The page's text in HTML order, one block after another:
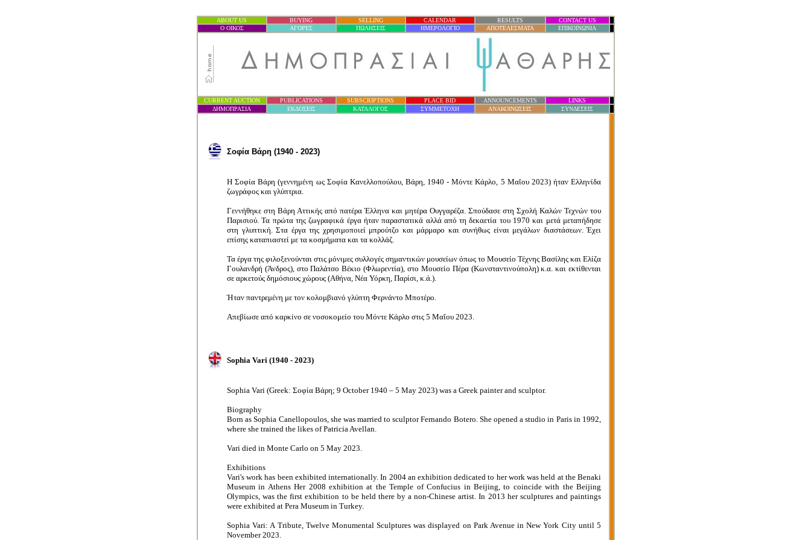
ABOUT US BUYING SELLING CALENDAR RESULTS CONTACT US
Ο ΟΙΚΟΣ
ΑΓΟΡΕΣ ΠΩΛΗΣΕΙΣ ΗΜΕΡΟΛΟΓΙΟ ΑΠΟΤΕΛΕΣΜΑΤΑ ΕΠΙΚΟΙΝΩΝΙΑ
CURRENT AUCTION PUBLICATIONS SUBSCRIPTIONS PLACE BID ANNOUNCEMENTS LINKS
ΔΗΜΟΠΡΑΣΙΑ ΕΚΔΟΣΕΙΣ ΚΑΤΑΛΟΓΟΣ ΣΥΜΜΕΤΟΧΗ ΑΝΑΚΟΙΝΩΣΕΙΣ ΣΥΝΔΕΣΕΙΣ
Σοφία Βάρη (1940 - 2023)
Η Σοφία Βάρη (γεννημένη ως Σοφία Κανελλοπούλου, Βάρη, 1940 - Μόντε Κάρλο, 5 Μαΐου 2023) ήταν Ελληνίδα
ζωγράφος και γλύπτρια.
Γεννήθηκε στη Βάρη Αττικής από πατέρα Έλληνα και μητέρα Ουγγαρέζα. Σπούδασε στη Σχολή Καλών Τεχνών του
Παρισιού. Τα πρώτα της ζωγραφικά έργα ήταν παραστατικά αλλά από τη δεκαετία του 1970 και μετά μεταπήδησε
στη γλυπτική. Στα έργα της χρησιμοποιεί μπρούτζο και μάρμαρο και συνήθως είναι μεγάλων διαστάσεων. Έχει
επίσης καταπιαστεί με τα κοσμήματα και τα κολλάζ.
Τα έργα της φιλοξενούνται στις μόνιμες συλλογές σημαντικών μουσείων όπως το Μουσείο Τέχνης Βασίλης και Ελίζα
Γουλανδρή (Άνδρος), στο Παλάτσο Βέκιο (Φλωρεντία), στο Μουσείο Πέρα (Κωνσταντινούπολη) κ.α. και εκτίθενται
σε αρκετούς δημόσιους χώρους (Αθήνα, Νέα Υόρκη, Παρίσι, κ.ά.).
Ήταν παντρεμένη με τον κολομβιανό γλύπτη Φερνάντο Μποτέρο.
Απεβίωσε από καρκίνο σε νοσοκομείο του Μόντε Κάρλο στις 5 Μαΐου 2023.
Sophia Vari (1940 - 2023)
Sophia Vari (Greek: Σοφία Βάρη; 9 October 1940 – 5 May 2023) was a Greek painter and sculptor.
Biography
Born as Sophia Canellopoulos, she was married to sculptor Fernando Botero. She opened a studio in Paris in 1992,
where she trained the likes of Patricia Avellan.
Vari died in Monte Carlo on 5 May 2023.
Exhibitions
Vari's work has been exhibited internationally. In 2004 an exhibition dedicated to her work was held at the Benaki
Museum in Athens Her 2008 exhibition at the Temple of Confucius in Beijing, to coincide with the Beijing
Olympics, was the first exhibition to be held there by a non-Chinese artist. In 2013 her sculptures and paintings
were exhibited at Pera Museum in Turkey.
Sophia Vari: A Tribute, Twelve Monumental Sculptures was displayed on Park Avenue in New York City until 5
November 2023.